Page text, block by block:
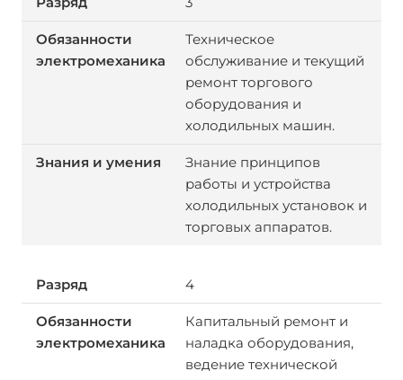
Техническое
обслуживание и текущий
ремонт торгового
оборудования и
холодильных машин.
Знание принципов
работы и устройства
холодильных установок и
торговых аппаратов.
4
Капитальный ремонт и
наладка оборудования,
ведение технической